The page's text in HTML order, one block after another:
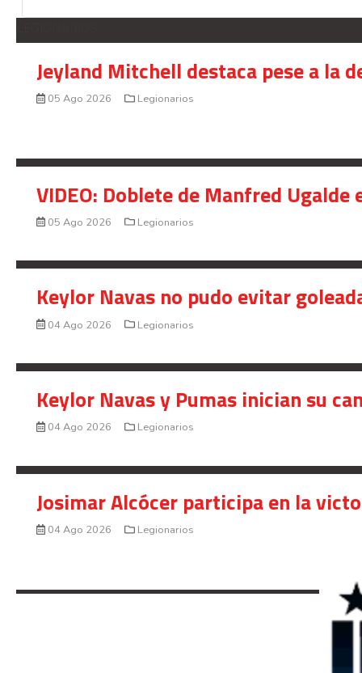
Jeyland Mitchell destaca pese a la
05 Ago 2026 Legionarios
VIDEO: Doblete de Manfred
05 Ago 2026 Legionarios
Keylor Navas no pudo evitar
04 Ago 2026 Legionarios
Keylor Navas y Pumas inician su
04 Ago 2026 Legionarios
Josimar Alcócer participa en la
04 Ago 2026 Legionarios